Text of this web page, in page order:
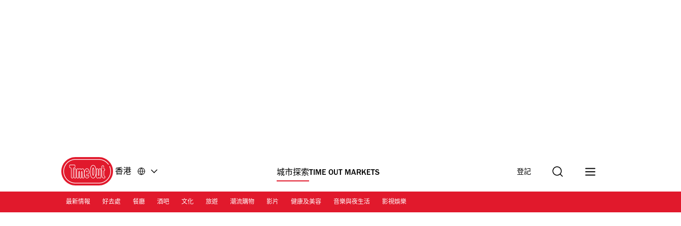
香港 城市探索TIME OUT MARKETS 登記
最新情報 好去處 餐廳 酒吧 文化 旅遊 潮流購物 影片 健康及美容 音樂與夜生活 影視娛樂